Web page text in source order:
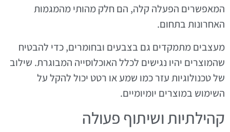
המאפשרים הפעלה קלה, הם חלק מהותי מהמגמות
האחרונות בתחום.
מעצבים מתמקדים גם בצבעים ובחומרים, כדי להבטיח
שהמוצרים יהיו נגישים לכלל האוכלוסייה המבוגרת. שילוב
של טכנולוגיות עזר כמו שמע או רטט יכול להקל על
השימוש במוצרים יומיומיים.
קהילתיות ושיתוף פעולה